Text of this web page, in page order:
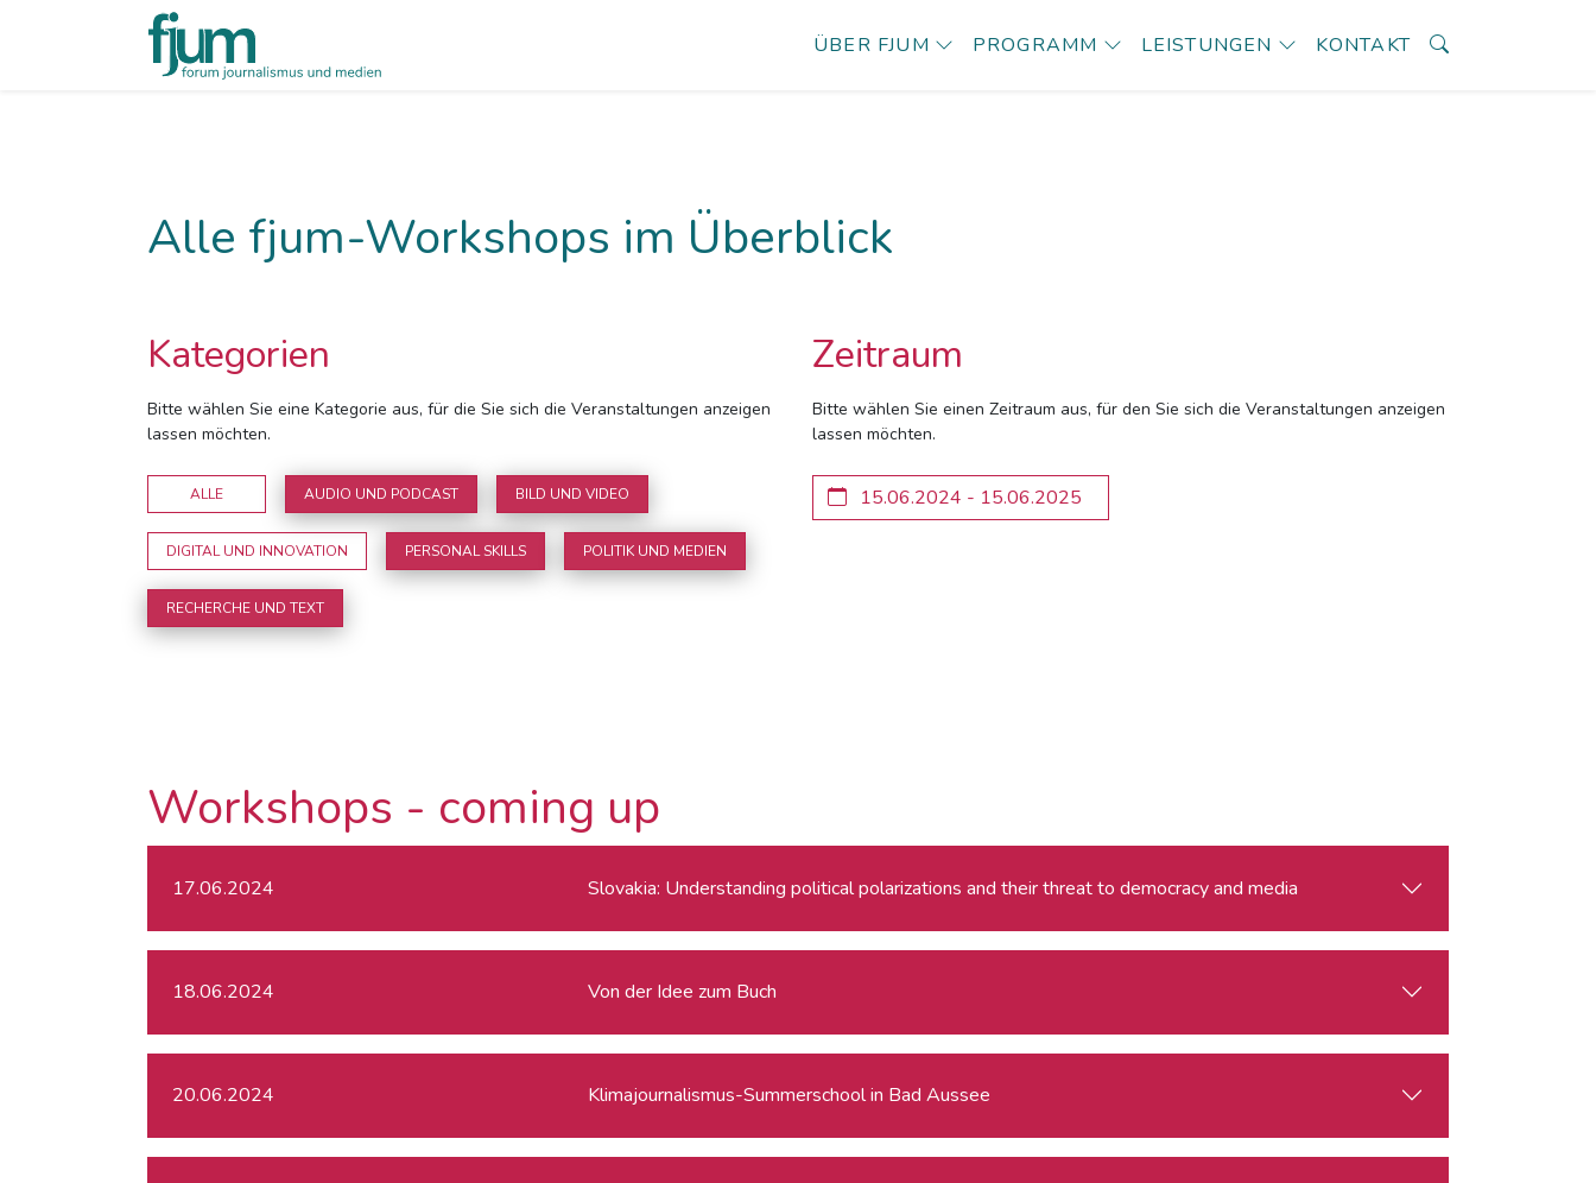
ÜBER FJUM PROGRAMM LEISTUNGEN KONTAKT
Alle fjum-Workshops im Überblick
Kategorien
Bitte wählen Sie eine Kategorie aus, für die Sie sich die Veranstaltungen anzeigen
lassen möchten.
ALLE AUDIO UND PODCAST BILD UND VIDEO
DIGITAL UND INNOVATION PERSONAL SKILLS POLITIK UND MEDIEN
RECHERCHE UND TEXT
Zeitraum
Bitte wählen Sie einen Zeitraum aus, für den Sie sich die Veranstaltungen anzeigen
lassen möchten.
Workshops - coming up
17.06.2024 Slovakia: Understanding political polarizations and their threat to democracy and media
18.06.2024 Von der Idee zum Buch
20.06.2024 Klimajournalismus-Summerschool in Bad Aussee